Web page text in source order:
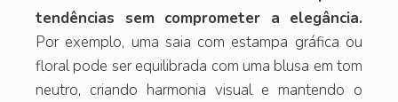
tendências sem comprometer a elegância.
Por exemplo, uma saia com estampa gráfica ou
floral pode ser equilibrada com uma blusa em tom
neutro, criando harmonia visual e mantendo o